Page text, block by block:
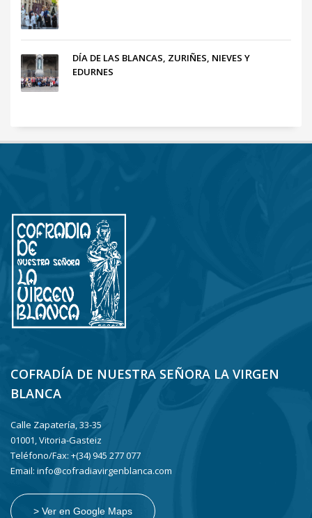
DÍA DE LAS BLANCAS, ZURIÑES, NIEVES Y
EDURNES
COFRADÍA DE NUESTRA SEÑORA LA VIRGEN
BLANCA
Calle Zapatería, 33-35
01001, Vitoria-Gasteiz
Teléfono/Fax: +(34) 945 277 077
Email: info@cofradiavirgenblanca.com
> Ver en Google Maps